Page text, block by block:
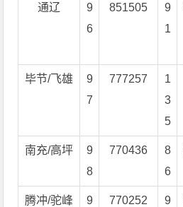
通辽
9
6
851505
9
1
毕节/飞雄
9
7
777257
1
3
5
南充/高坪
9
8
770436
8
6
腾冲/驼峰
9
770252
9